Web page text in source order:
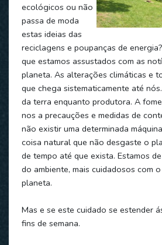
ecológicos ou não
passa de moda
estas ideias das
reciclagens e poupanças de
que estamos assustados com as
planeta. As alterações climáticas e
que chega sistematicamente até
da terra enquanto produtora. A
nos a precauções e medidas de
não existir uma determinada
coisa natural que não desgaste o
de tempo até que exista. Estamos
do ambiente, mais cuidadosos com
planeta.
Mas e se este cuidado se estender
fins de semana.